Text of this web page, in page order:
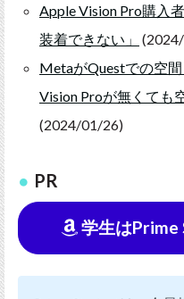
Apple Vision Pro購入
装着できない」
MetaがQuestでの空
Vision Proが無くても
(2024/01/26)
PR
学生はPrime